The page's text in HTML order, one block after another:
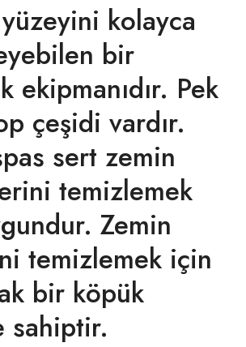
kolayca
bir
ekipmanıdır. Pek
çeşidi vardır.
sert zemin
temizlemek
Zemin
temizlemek için
bir köpük
sahiptir.